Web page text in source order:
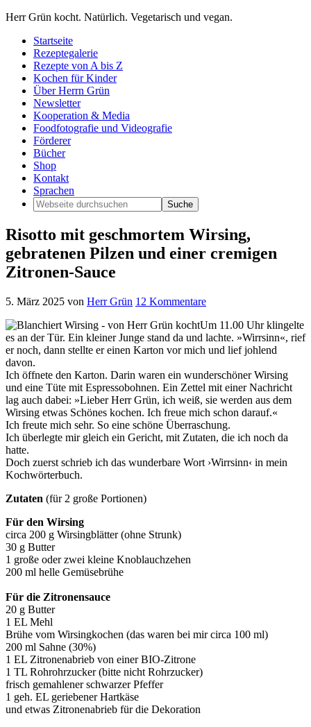
Herr Grün kocht. Natürlich. Vegetarisch und vegan.
Startseite
Rezeptegalerie
Rezepte von A bis Z
Kochen für Kinder
Über Herrn Grün
Newsletter
Kooperation & Media
Foodfotografie und Videografie
Förderer
Bücher
Shop
Kontakt
Sprachen
Risotto mit geschmortem Wirsing,
gebratenen Pilzen und einer cremigen
Zitronen-Sauce
5. März 2025 von Herr Grün 12 Kommentare
Um 11.00 Uhr klingelte
es an der Tür. Ein kleiner Junge stand da und lachte. »Wirrsinn«, rief
er noch, dann stellte er einen Karton vor mich und lief johlend
davon.
Ich öffnete den Karton. Darin waren ein wunderschöner Wirsing
und eine Tüte mit Espressobohnen. Ein Zettel mit einer Nachricht
lag auch dabei: »Lieber Herr Grün, ich weiß, sie werden aus dem
Wirsing etwas Schönes kochen. Ich freue mich schon darauf.«
Ich freute mich sehr. So eine schöne Überraschung.
Ich überlegte mir gleich ein Gericht, mit Zutaten, die ich noch da
hatte.
Doch zuerst schrieb ich das wunderbare Wort ›Wirrsinn‹ in mein
Kochwörterbuch.
Zutaten (für 2 große Portionen)
Für den Wirsing
circa 200 g Wirsingblätter (ohne Strunk)
30 g Butter
1 große oder zwei kleine Knoblauchzehen
200 ml helle Gemüsebrühe
Für die Zitronensauce
20 g Butter
1 EL Mehl
Brühe vom Wirsingkochen (das waren bei mir circa 100 ml)
200 ml Sahne (30%)
1 EL Zitronenabrieb von einer BIO-Zitrone
1 TL Rohrohrzucker (bitte nicht Rohrzucker)
frisch gemahlener schwarzer Pfeffer
1 geh. EL geriebener Hartkäse
und etwas Zitronenabrieb für die Dekoration